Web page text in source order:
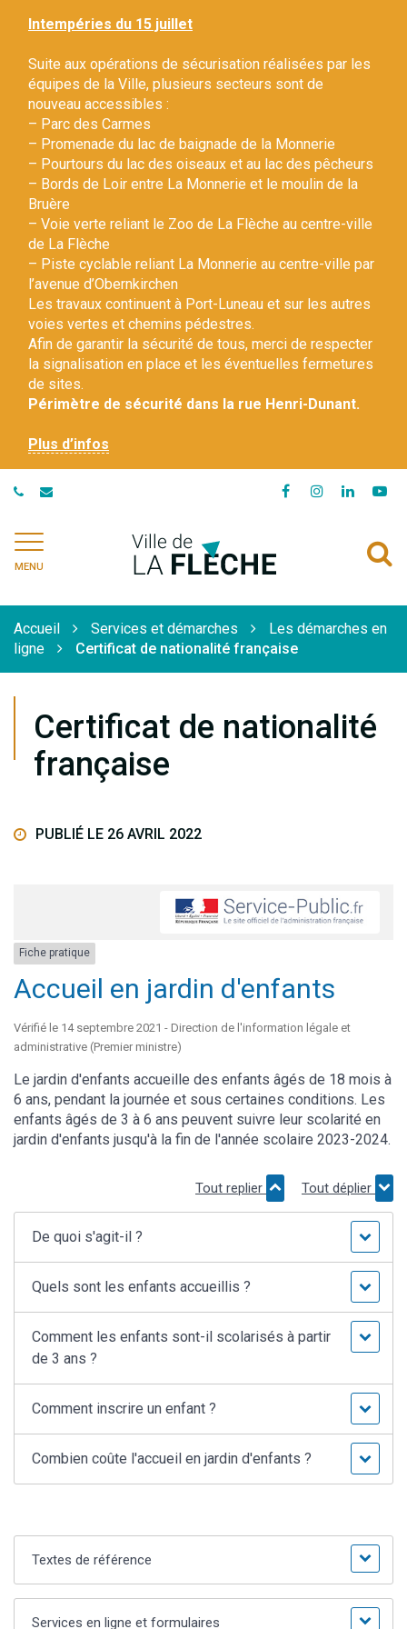
Intempéries du 15 juillet
Suite aux opérations de sécurisation réalisées par les
équipes de la Ville, plusieurs secteurs sont de
nouveau accessibles :
– Parc des Carmes
– Promenade du lac de baignade de la Monnerie
– Pourtours du lac des oiseaux et au lac des pêcheurs
– Bords de Loir entre La Monnerie et le moulin de la
Bruère
– Voie verte reliant le Zoo de La Flèche au centre-ville
de La Flèche
– Piste cyclable reliant La Monnerie au centre-ville par
l’avenue d’Obernkirchen
Les travaux continuent à Port-Luneau et sur les autres
voies vertes et chemins pédestres.
Afin de garantir la sécurité de tous, merci de respecter
la signalisation en place et les éventuelles fermetures
de sites.
Périmètre de sécurité dans la rue Henri-Dunant.
Plus d’infos
Lien
Lien
compte
Instagram
Lien
compte
MENU
Accueil Services et démarches
Les démarches en
ligne
Certificat de nationalité française
Certificat de nationalité
française
PUBLIÉ LE 26 AVRIL 2022
Fiche pratique
Accueil en jardin d'enfants
Vérifié le 14 septembre 2021 - Direction de l'information légale et
administrative (Premier ministre)
Le jardin d'enfants accueille des enfants âgés de 18 mois à
6 ans, pendant la journée et sous certaines conditions. Les
enfants âgés de 3 à 6 ans peuvent suivre leur scolarité en
jardin d'enfants jusqu'à la fin de l'année scolaire 2023-2024.
Tout replier Tout déplier
De quoi s'agit-il ?
Quels sont les enfants accueillis ?
Comment les enfants sont-il scolarisés à partir
de 3 ans ?
Comment inscrire un enfant ?
Combien coûte l'accueil en jardin d'enfants ?
Textes de référence
Services en ligne et formulaires